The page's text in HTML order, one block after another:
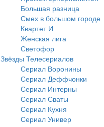
Большая разница
Смех в большом городе
Квартет И
Женская лига
Светофор
Звёзды Телесериалов
Сериал Воронины
Сериал Деффчонки
Сериал Интерны
Сериал Сваты
Сериал Кухня
Сериал Универ